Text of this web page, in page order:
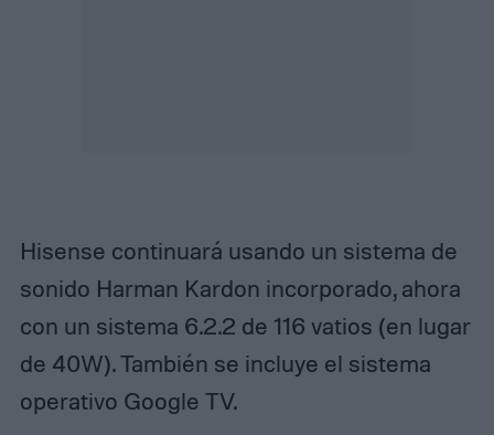
Hisense continuará usando un sistema de
sonido Harman Kardon incorporado, ahora
con un sistema 6.2.2 de 116 vatios (en lugar
de 40W). También se incluye el sistema
operativo Google TV.